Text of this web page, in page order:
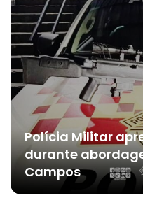
Polícia Militar
durante
Campos